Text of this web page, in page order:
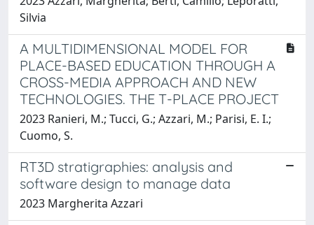
Silvia
A MULTIDIMENSIONAL MODEL FOR
PLACE-BASED EDUCATION THROUGH A
CROSS-MEDIA APPROACH AND NEW
TECHNOLOGIES. THE T-PLACE PROJECT
2023 Ranieri, M.; Tucci, G.; Azzari, M.; Parisi, E. I.;
Cuomo, S.
RT3D stratigraphies: analysis and
software design to manage data
2023 Margherita Azzari